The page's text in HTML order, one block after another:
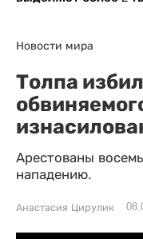
Новости мира
Толпа
Арестованы
нападению.
Анастасия Цирулик